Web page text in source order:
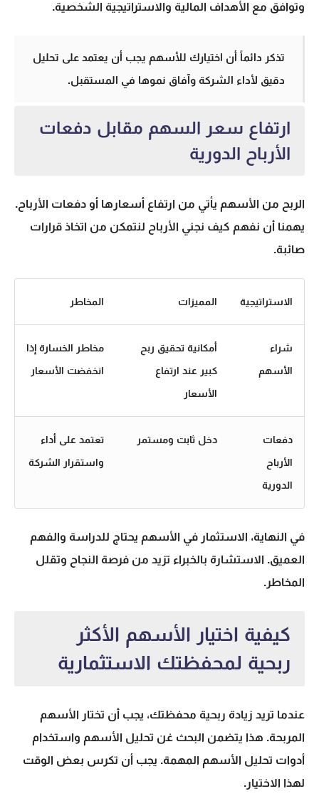
وتوافق مع الأهداف المالية والاستراتيجية الشخصية.
تذكر دائماً أن اختيارك للأسهم يجب أن يعتمد على تحليل
دقيق لأداء الشركة وآفاق نموها في المستقبل.
ارتفاع سعر السهم مقابل دفعات
الأرباح الدورية
الربح من الأسهم يأتي من ارتفاع أسعارها أو دفعات الأرباح.
يهمنا أن نفهم كيف نجني الأرباح لنتمكن من اتخاذ قرارات
صائبة.
الاستراتيجية المميزات المخاطر
شراء
الأسهم
أمكانية تحقيق ربح
كبير عند ارتفاع
الأسعار
مخاطر الخسارة إذا
انخفضت الأسعار
دفعات
الأرباح
الدورية
دخل ثابت ومستمر
تعتمد على أداء
واستقرار الشركة
في النهاية، الاستثمار في الأسهم يحتاج للدراسة والفهم
العميق. الاستشارة بالخبراء تزيد من فرصة النجاح وتقلل
المخاطر.
كيفية اختيار الأسهم الأكثر
ربحية لمحفظتك الاستثمارية
عندما تريد زيادة ربحية محفظتك، يجب أن تختار الأسهم
المربحة. هذا يتضمن البحث غن تحليل الأسهم واستخدام
أدوات تحليل الأسهم المهمة. يجب أن تكرس بعض الوقت
لهذا الاختيار.